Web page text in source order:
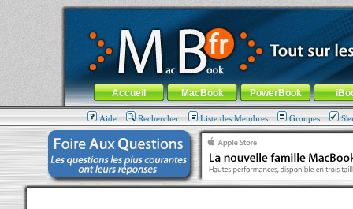
MacBook-fr.com : 100% Apple... 100% nomade !
Aller au contenu-Aller au menu général-Aller au menu de
Menu général
Accueil MacBook PowerBook
Aide Rechercher Liste des Membres Groupes